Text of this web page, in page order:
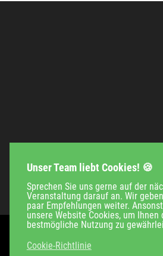
Unser Team liebt Cookies! 🍪
Sprechen Sie uns gerne auf der
Veranstaltung darauf an. Wir
paar Empfehlungen weiter.
unsere Website Cookies, um Ihnen
bestmögliche Nutzung zu
Cookie-Richtlinie
Veranstaltungen Unternehmen